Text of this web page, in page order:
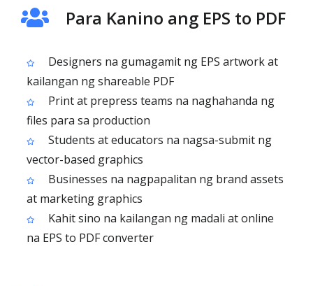
Para Kanino ang EPS to PDF
Designers na gumagamit ng EPS artwork at
kailangan ng shareable PDF
Print at prepress teams na naghahanda ng
files para sa production
Students at educators na nagsa-submit ng
vector-based graphics
Businesses na nagpapalitan ng brand assets
at marketing graphics
Kahit sino na kailangan ng madali at online
na EPS to PDF converter